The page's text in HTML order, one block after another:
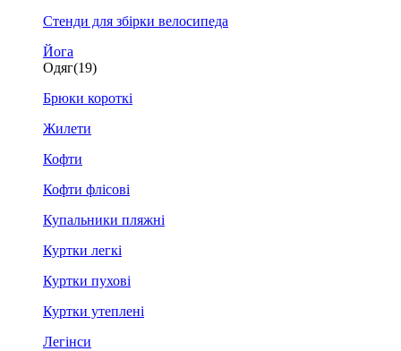
Стенди для збірки велосипеда
Йога
Одяг(19)
Брюки короткі
Жилети
Кофти
Кофти флісові
Купальники пляжні
Куртки легкі
Куртки пухові
Куртки утеплені
Легінси